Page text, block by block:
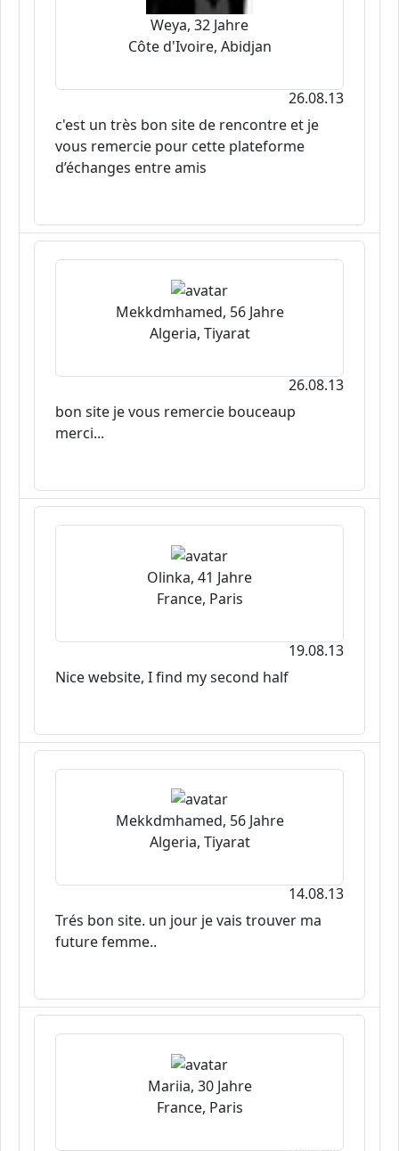
Weya, 32 Jahre
Côte d'Ivoire, Abidjan
26.08.13
c'est un très bon site de rencontre et je
vous remercie pour cette plateforme
d’échanges entre amis
Mekkdmhamed, 56 Jahre
Algeria, Tiyarat
26.08.13
bon site je vous remercie bouceaup
merci...
Olinka, 41 Jahre
France, Paris
19.08.13
Nice website, I find my second half
Mekkdmhamed, 56 Jahre
Algeria, Tiyarat
14.08.13
Trés bon site. un jour je vais trouver ma
future femme..
Mariia, 30 Jahre
France, Paris